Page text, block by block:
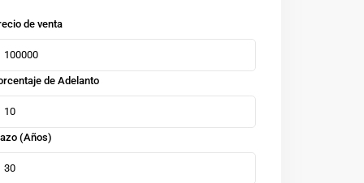
de venta
de Adelanto
(Años)